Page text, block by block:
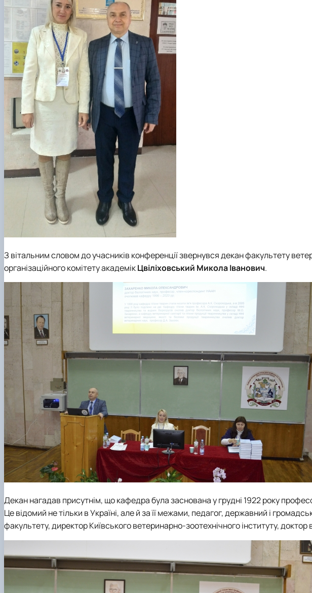
З вітальним словом до учасників конференції звернувся декан факультету
організаційного комітету академікЦвіліховський Микола Іванович.
Декан нагадав присутнім, що кафедра була заснована у грудні 1922 року
Це відомий не тільки в Україні, але й за її межами, педагог, державний і
факультету, директор Київського ветеринарно-зоотехнічного інституту,